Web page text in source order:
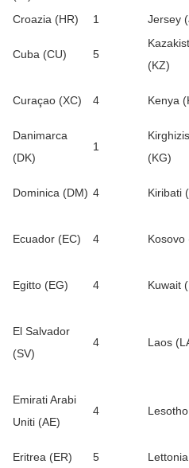
Croazia (HR) 1 Jersey
Cuba (CU) 5
(KZ)
Curaçao (XC) 4 Kenya
Danimarca
(DK)
1
(KG)
Dominica (DM) 4 Kiribati
Ecuador (EC) 4 Kosovo
Egitto (EG) 4 Kuwait
El Salvador
(SV)
4 Laos
Emirati Arabi
Uniti (AE)
4
Eritrea (ER)
5